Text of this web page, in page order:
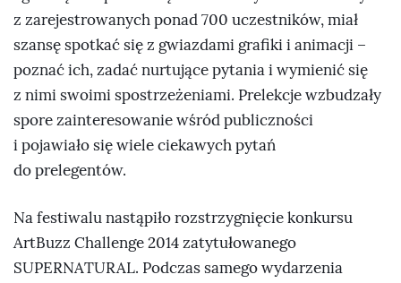
z zarejestrowanych ponad 700 uczestników, miał
szansę spotkać się z gwiazdami grafiki i animacji –
poznać ich, zadać nurtujące pytania i wymienić się
z nimi swoimi spostrzeżeniami. Prelekcje wzbudzały
spore zainteresowanie wśród publiczności
i pojawiało się wiele ciekawych pytań
do prelegentów.
Na festiwalu nastąpiło rozstrzygnięcie konkursu
ArtBuzz Challenge 2014 zatytułowanego
SUPERNATURAL. Podczas samego wydarzenia